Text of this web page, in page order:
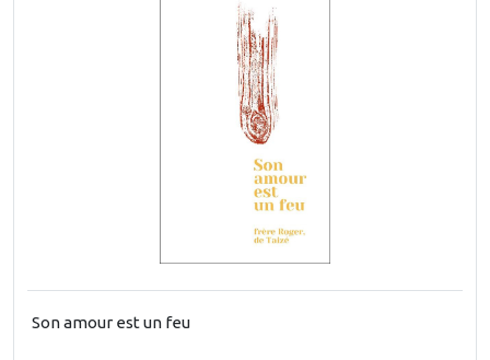
Son amour est un feu